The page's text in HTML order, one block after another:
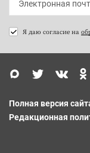
Я даю согласие на
Полная версия
Редакционная